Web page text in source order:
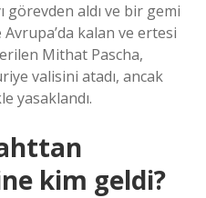
görevden aldı ve bir gemi
kalan ve ertesi
Mithat Pascha,
valisini atadı, ancak
yasaklandı.
kim geldi?